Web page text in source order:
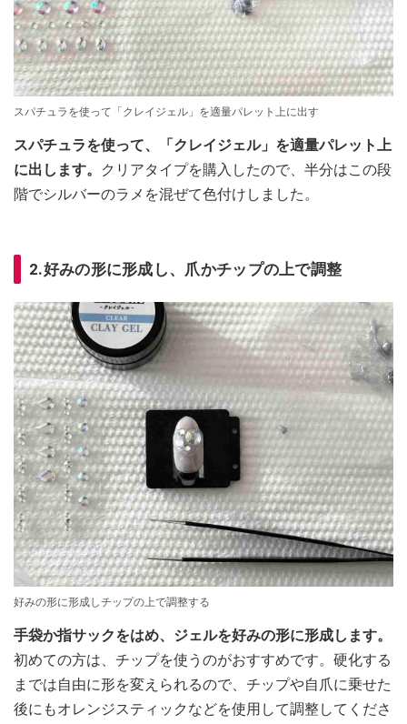
スパチュラを使って「クレイジェル」を適量パレット上に出す
スパチュラを使って、「クレイジェル」を適量パレット上
に出します。
クリアタイプを購入したので、半分はこの段
階でシルバーのラメを混ぜて色付けしました。
2.好みの形に形成し、爪かチップの上で調整
好みの形に形成しチップの上で調整する
手袋か指サックをはめ、ジェルを好みの形に形成します。
初めての方は、チップを使うのがおすすめです。硬化する
までは自由に形を変えられるので、チップや自爪に乗せた
後にもオレンジスティックなどを使用して調整してくださ